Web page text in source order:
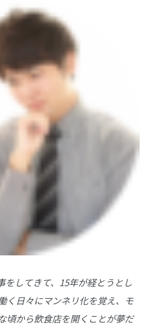
をしてきて、15年が経とうとし
く日々にマンネリ化を覚え、モ
頃から飲食店を開くことが夢だ